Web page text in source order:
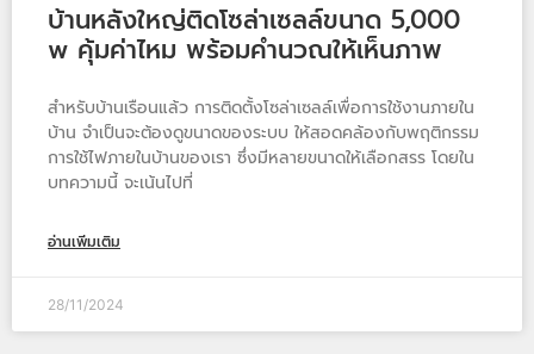
บ้านหลังใหญ่ติดโซล่าเซลล์ขนาด 5,000
w คุ้มค่าไหม พร้อมคำนวณให้เห็นภาพ
สำหรับบ้านเรือนแล้ว การติดตั้งโซล่าเซลล์เพื่อการใช้งานภายใน
บ้าน จำเป็นจะต้องดูขนาดของระบบ ให้สอดคล้องกับพฤติกรรม
การใช้ไฟภายในบ้านของเรา ซึ่งมีหลายขนาดให้เลือกสรร โดยใน
บทความนี้ จะเน้นไปที่
อ่านเพิ่มเติม
28/11/2024